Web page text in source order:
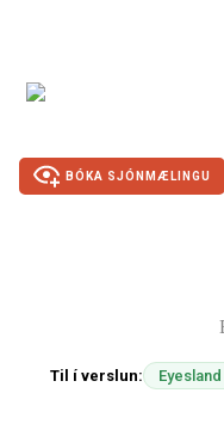
BÓKA SJÓNMÆLINGU
Til í verslun: